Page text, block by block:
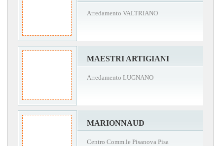
Arredamento VALTRIANO
MAESTRI ARTIGIANI
Arredamento LUGNANO
MARIONNAUD
Centro Comm.le Pisanova Pisa